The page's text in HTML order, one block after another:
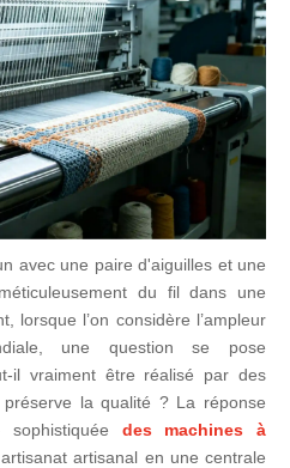
avec une paire d'aiguilles et une
du fil dans une
lorsque l’on considère l’ampleur
une question se pose
il vraiment être réalisé par des
la qualité ? La réponse
des machines à
artisanal en une centrale